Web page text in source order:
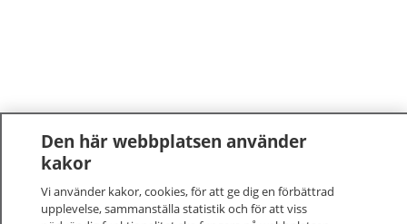
1177–tryggt om din hälsa och vård
Den här webbplatsen använder
kakor
Vi använder kakor, cookies, för att ge dig en förbättrad
upplevelse, sammanställa statistik och för att viss